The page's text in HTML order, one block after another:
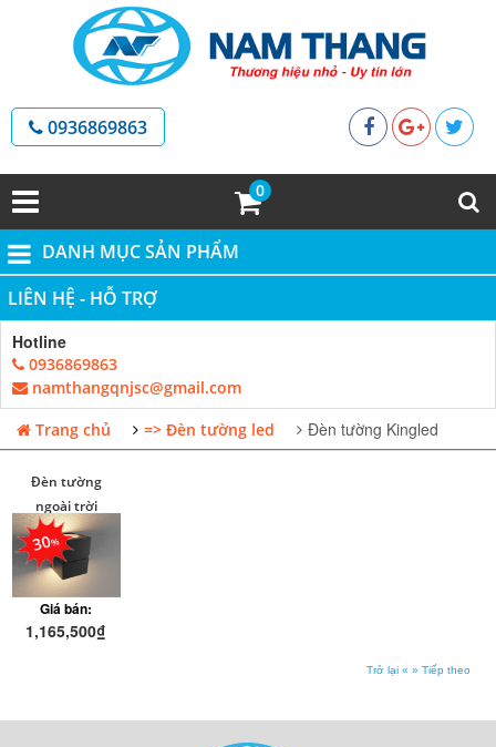
0936869863
0
DANH MỤC SẢN PHẨM
LIÊN HỆ - HỖ TRỢ
Hotline
0936869863
namthangqnjsc@gmail.com
Trang chủ
=> Đèn tường led Đèn tường Kingled
Đèn tường
ngoài trời
0150B-Kingled
30
Giá bán:
1,165,500₫
Trở lại « » Tiếp theo